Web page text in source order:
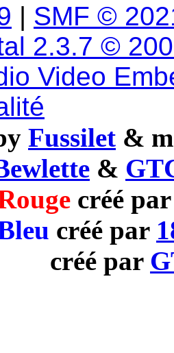
| SMF ©
2.3.7 ©
Video
Fussilet &
&
créé
créé par
créé par